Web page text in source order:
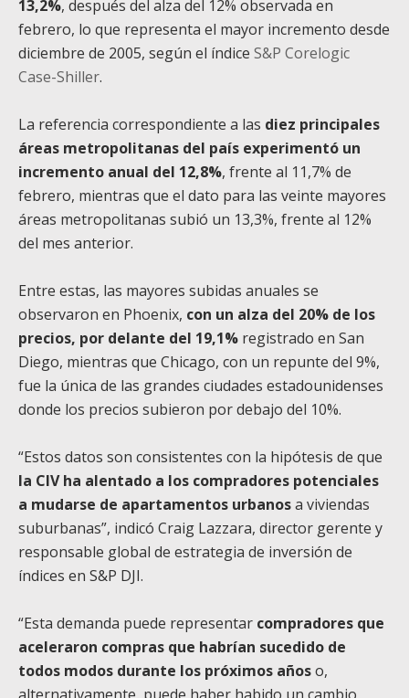
13,2%, después del alza del 12% observada en
febrero, lo que representa el mayor incremento desde
diciembre de 2005, según el índice S&P Corelogic
Case-Shiller.
La referencia correspondiente a las diez principales
áreas metropolitanas del país experimentó un
incremento anual del 12,8%, frente al 11,7% de
febrero, mientras que el dato para las veinte mayores
áreas metropolitanas subió un 13,3%, frente al 12%
del mes anterior.
Entre estas, las mayores subidas anuales se
observaron en Phoenix, con un alza del 20% de los
precios, por delante del 19,1% registrado en San
Diego, mientras que Chicago, con un repunte del 9%,
fue la única de las grandes ciudades estadounidenses
donde los precios subieron por debajo del 10%.
“Estos datos son consistentes con la hipótesis de que
la CIV ha alentado a los compradores potenciales
a mudarse de apartamentos urbanosa viviendas
suburbanas”, indicó Craig Lazzara, director gerente y
responsable global de estrategia de inversión de
índices en S&P DJI.
“Esta demanda puede representar compradores que
aceleraron compras que habrían sucedido de
todos modos durante los próximos añoso,